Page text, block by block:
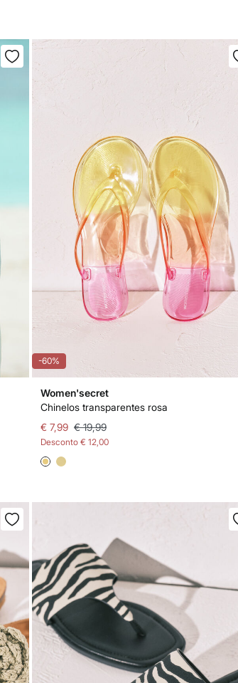
-60%
Women'secret
Chinelos transparentes rosa
€ 7,99 € 19,99
Desconto € 12,00